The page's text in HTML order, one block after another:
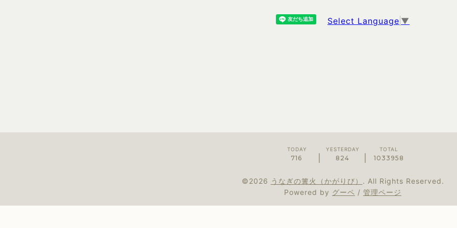
Select Language ▼
TODAY
716
YESTERDAY
824
TOTAL
1033958
©2026 うなぎの篝火（かがりび） . All Rights Reserved.
Powered by グーペ / 管理ページ